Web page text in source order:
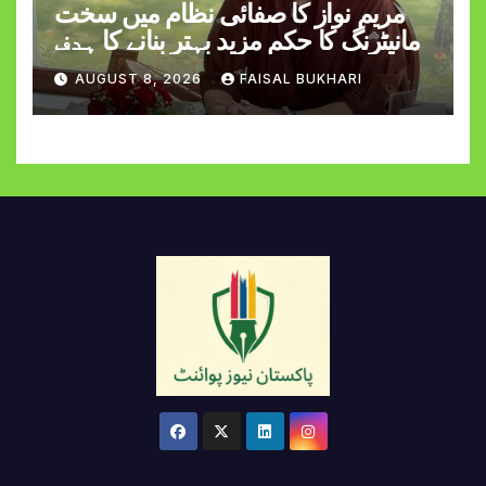
مریم نواز کا صفائی نظام میں سخت
مانیٹرنگ کا حکم مزید بہتر بنانے کا ہدف
AUGUST 8, 2026 FAISAL BUKHARI